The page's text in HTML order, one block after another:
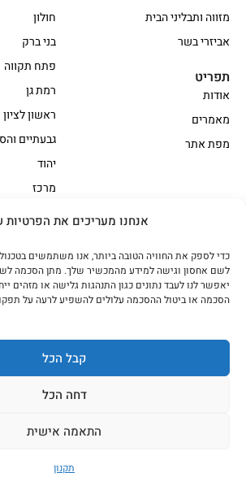
אנחנו מעריכים את
לשם אחסון וגישה למידע מהמכשיר שלך. מתן הסכמה
יאפשר לנו לעבד נתונים כגון התנהגות גלישה או מזהים
הסכמה או ביטול ההסכמה עלולים להשפיע לרעה על
קבל הכל
דחה הכל
התאמה אישית
תקנון
אווז
בשר בקר
בשר בקר עגלה משובח
בשר למעשנת
הודו
חלקים
מיוחדי מסורת1
נתחי פנים
עוף
על האש
חולון
בני ברק
פתח תקווה
רמת גן
ראשון לציון
גבעתיים
יהוד
מרכז
מזווה ותבליני הבית
אביזרי בשר
תפריט
אודות
מאמרים
מפת אתר